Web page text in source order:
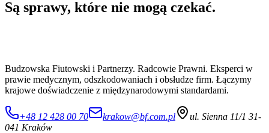
Są sprawy, które nie mogą czekać.
Budzowska Fiutowski i Partnerzy. Radcowie Prawni. Eksperci w
prawie medycznym, odszkodowaniach i obsłudze firm. Łączymy
krajowe doświadczenie z międzynarodowymi standardami.
+48 12 428 00 70 krakow@bf.com.pl
ul. Sienna 11/1 31-
041 Kraków